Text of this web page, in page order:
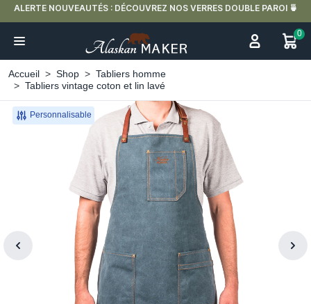
ALERTE NOUVEAUTÉS : DÉCOUVREZ NOS VERRES DOUBLE PAROI 🍵
0
Accueil Shop
Tabliers homme
Tabliers vintage coton et lin lavé
Personnalisable